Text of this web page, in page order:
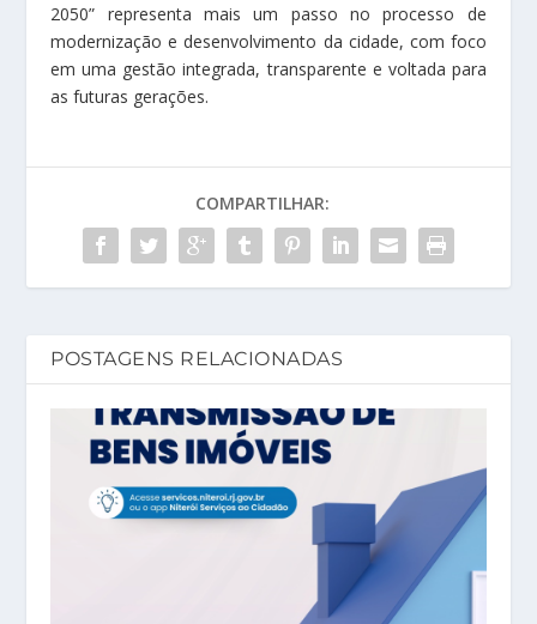
2050” representa mais um passo no processo de
modernização e desenvolvimento da cidade, com foco
em uma gestão integrada, transparente e voltada para
as futuras gerações.
COMPARTILHAR:
POSTAGENS RELACIONADAS